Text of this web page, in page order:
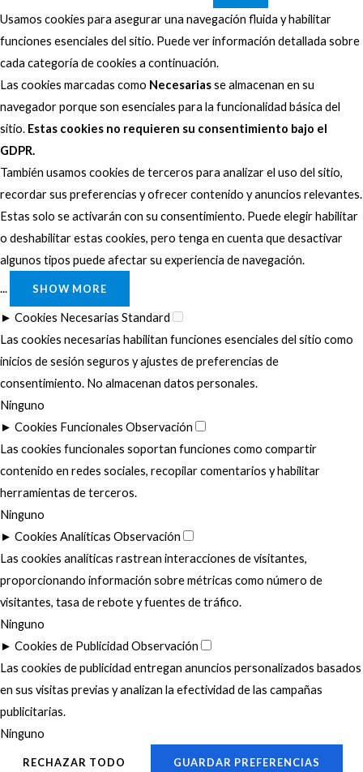
Usamos cookies para asegurar una navegación fluida y habilitar
funciones esenciales del sitio. Puede ver información detallada sobre
cada categoría de cookies a continuación.
Las cookies marcadas como Necesariasse almacenan en su
navegador porque son esenciales para la funcionalidad básica del
sitio. Estas cookies no requieren su consentimiento bajo el
GDPR.
También usamos cookies de terceros para analizar el uso del sitio,
recordar sus preferencias y ofrecer contenido y anuncios relevantes.
Estas solo se activarán con su consentimiento. Puede elegir habilitar
o deshabilitar estas cookies, pero tenga en cuenta que desactivar
algunos tipos puede afectar su experiencia de navegación.
... SHOW MORE
► Cookies Necesarias Standard
Las cookies necesarias habilitan funciones esenciales del sitio como
inicios de sesión seguros y ajustes de preferencias de
consentimiento. No almacenan datos personales.
Ninguno
► Cookies Funcionales Observación
Las cookies funcionales soportan funciones como compartir
contenido en redes sociales, recopilar comentarios y habilitar
herramientas de terceros.
Ninguno
► Cookies Analíticas Observación
Las cookies analíticas rastrean interacciones de visitantes,
proporcionando información sobre métricas como número de
visitantes, tasa de rebote y fuentes de tráfico.
Ninguno
► Cookies de Publicidad Observación
Las cookies de publicidad entregan anuncios personalizados basados
en sus visitas previas y analizan la efectividad de las campañas
publicitarias.
Ninguno
RECHAZAR TODO GUARDAR PREFERENCIAS